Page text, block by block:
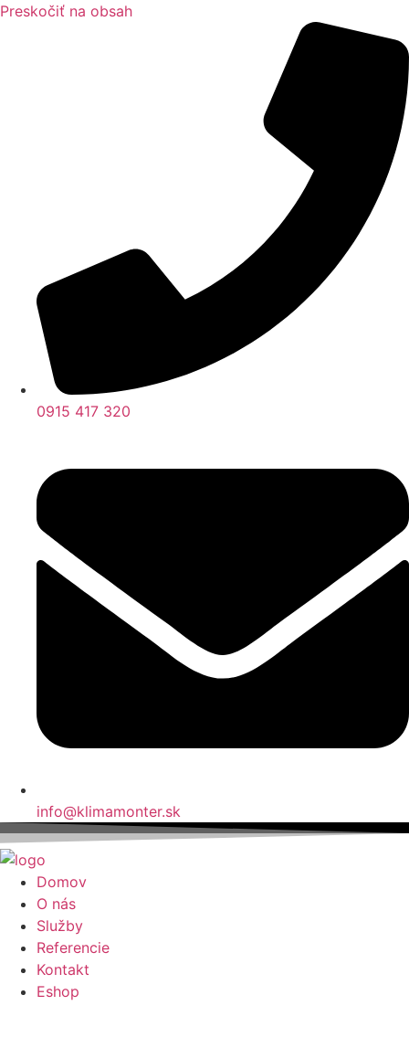
Preskočiť na obsah
0915 417 320
info@klimamonter.sk
Domov
O nás
Služby
Referencie
Kontakt
Eshop